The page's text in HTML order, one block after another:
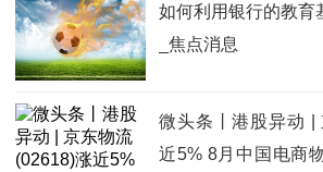
如何利用银行的教育
_焦点消息
微头条丨港股异动 |
近5% 8月中国电商